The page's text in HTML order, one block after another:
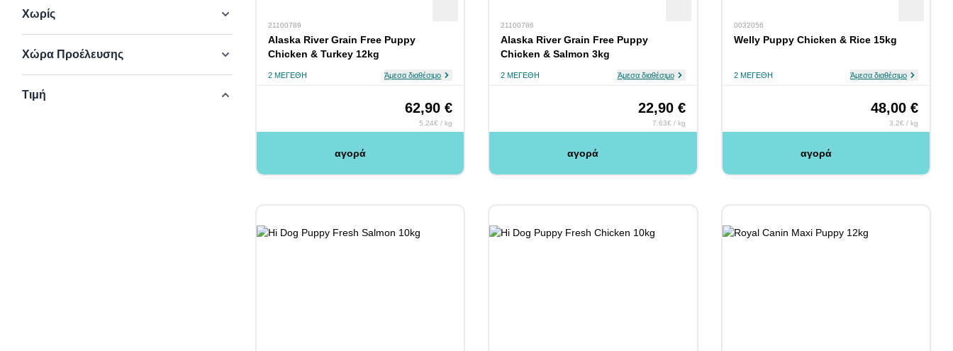
Χωρίς
Χώρα Προέλευσης
Τιμή
21100789
Alaska River Grain Free Puppy
Chicken & Turkey 12kg
2 ΜΕΓΈΘΗ Άμεσα διαθέσιμο
62,90 €
5.24€ / kg
αγορά
21100786
Alaska River Grain Free Puppy
Chicken & Salmon 3kg
2 ΜΕΓΈΘΗ Άμεσα διαθέσιμο
22,90 €
7.63€ / kg
αγορά
0032056
Welly Puppy Chicken & Rice 15kg
2 ΜΕΓΈΘΗ Άμεσα διαθέσιμο
48,00 €
3.2€ / kg
αγορά